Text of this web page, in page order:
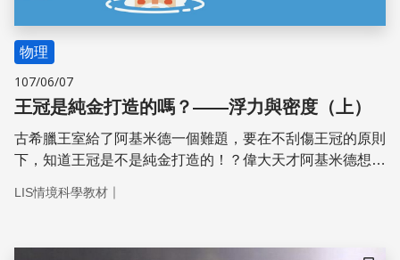
物理
107/06/07
王冠是純金打造的嗎？——浮力與密度（上）
古希臘王室給了阿基米德一個難題，要在不刮傷王冠的原則
下，知道王冠是不是純金打造的！？偉大天才阿基米德想
積，就能得到答案。只是王冠體積實在有夠難算的，阿基米
想到了解決辦法！
LIS情境科學教材 ｜